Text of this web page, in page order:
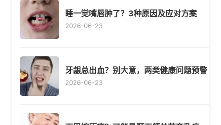
睡一觉嘴唇肿了？3种原因及应对方案
2026-06-23
牙龈总出血？别大意，两类健康问题预警
2026-06-23